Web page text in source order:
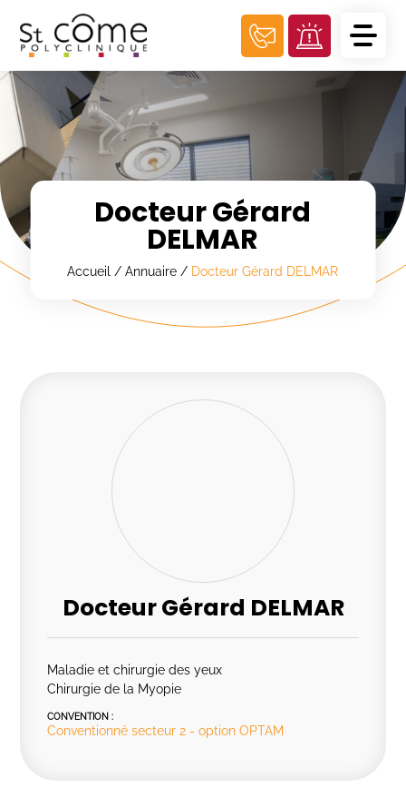
Docteur Gérard
DELMAR
Accueil /Annuaire / Docteur Gérard DELMAR
Docteur Gérard DELMAR
Maladie et chirurgie des yeux
Chirurgie de la Myopie
CONVENTION :
Conventionné secteur 2 - option OPTAM